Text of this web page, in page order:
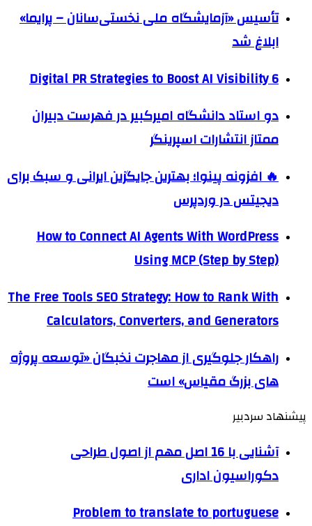
تأسیس «آزمایشگاه ملی نخستی‌سانان – پرایما»
ابلاغ شد
6 Digital PR Strategies to Boost AI Visibility
دو استاد دانشگاه امیرکبیر در فهرست دبیران
ممتاز انتشارات اسپرینگر
🔥 افزونه پینوا؛ بهترین جایگزین ایرانی و سبک برای
دیجیتس در وردپرس
How to Connect AI Agents With WordPress
Using MCP (Step by Step)
The Free Tools SEO Strategy: How to Rank With
Calculators, Converters, and Generators
راهکار جلوگیری از مهاجرت نخبگان «توسعه پروژه
های بزرگ مقیاس» است
پیشنهاد سردبیر
آشنایی با 16 اصل مهم از اصول طراحی
دکوراسیون اداری
Problem to translate to portuguese